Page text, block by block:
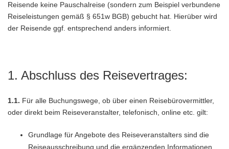
Reisende keine Pauschalreise (sondern zum Beispiel verbundene
Reiseleistungen gemäß § 651w BGB) gebucht hat. Hierüber wird
der Reisende ggf. entsprechend anders informiert.
1. Abschluss des Reisevertrages:
1.1. Für alle Buchungswege, ob über einen Reisebürovermittler,
oder direkt beim Reiseveranstalter, telefonisch, online etc. gilt:
Grundlage für Angebote des Reiseveranstalters sind die
Reiseausschreibung und die ergänzenden Informationen